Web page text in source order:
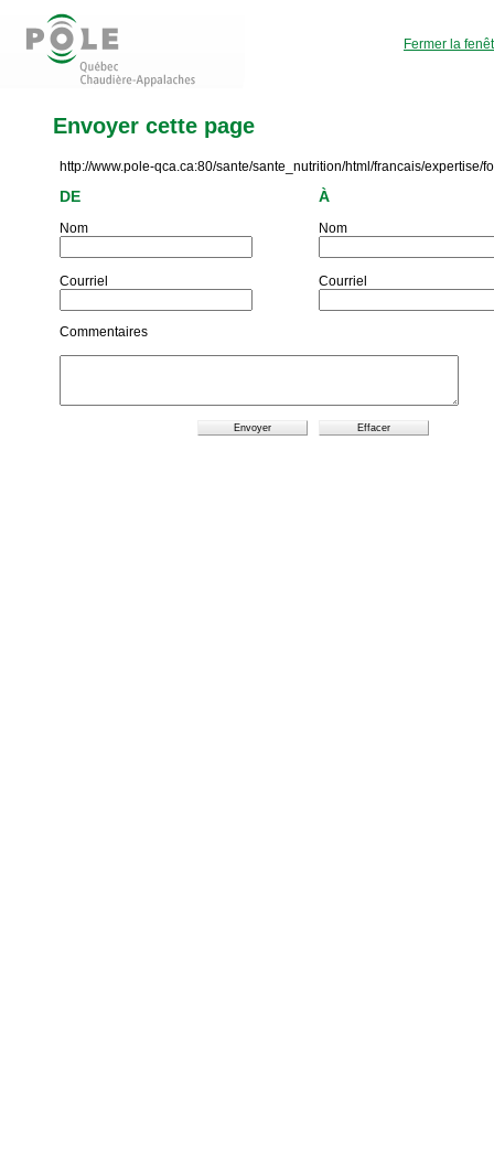
Fermer la
Envoyer cette page
http://www.pole-qca.ca:80/sante/sante_nutrition/html/francais/expertise/
DE
Nom
Courriel
À
Nom
Courriel
Commentaires